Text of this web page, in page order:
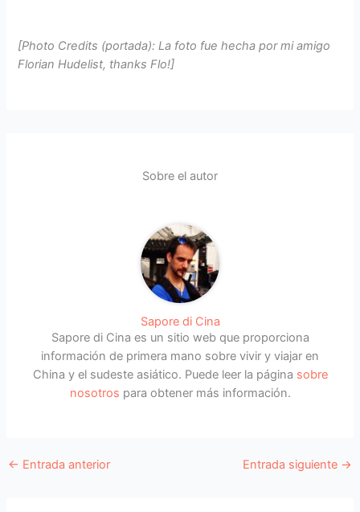
[Photo Credits (portada): La foto fue hecha por mi amigo
Florian Hudelist, thanks Flo!]
Sobre el autor
Sapore di Cina
Sapore di Cina es un sitio web que proporciona
información de primera mano sobre vivir y viajar en
China y el sudeste asiático. Puede leer la página sobre
nosotros para obtener más información.
← Entrada anterior Entrada siguiente →